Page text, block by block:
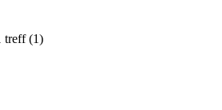
treff (1)